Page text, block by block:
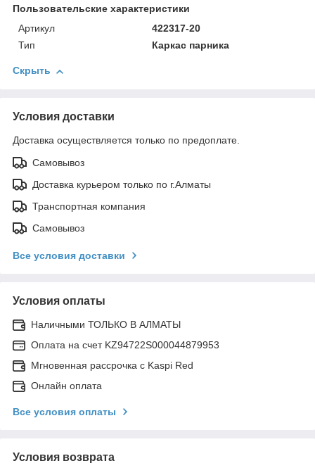
Пользовательские характеристики
Артикул
422317-20
Тип
Каркас парника
Скрыть
Условия доставки
Доставка осуществляется только по предоплате.
Самовывоз
Доставка курьером только по г.Алматы
Транспортная компания
Самовывоз
Все условия доставки
Условия оплаты
Наличными ТОЛЬКО В АЛМАТЫ
Оплата на счет KZ94722S000044879953
Мгновенная рассрочка с Kaspi Red
Онлайн оплата
Все условия оплаты
Условия возврата